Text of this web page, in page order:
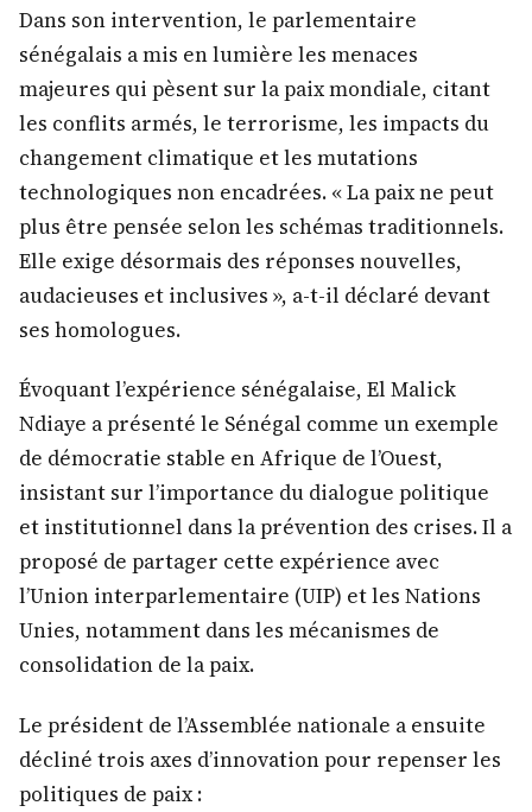
Dans son intervention, le parlementaire
sénégalais a mis en lumière les menaces
majeures qui pèsent sur la paix mondiale, citant
les conflits armés, le terrorisme, les impacts du
changement climatique et les mutations
technologiques non encadrées. « La paix ne peut
plus être pensée selon les schémas traditionnels.
Elle exige désormais des réponses nouvelles,
audacieuses et inclusives », a-t-il déclaré devant
ses homologues.
Évoquant l’expérience sénégalaise, El Malick
Ndiaye a présenté le Sénégal comme un exemple
de démocratie stable en Afrique de l’Ouest,
insistant sur l’importance du dialogue politique
et institutionnel dans la prévention des crises. Il a
proposé de partager cette expérience avec
l’Union interparlementaire (UIP) et les Nations
Unies, notamment dans les mécanismes de
consolidation de la paix.
Le président de l’Assemblée nationale a ensuite
décliné trois axes d’innovation pour repenser les
politiques de paix :